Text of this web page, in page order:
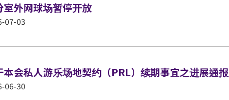
室外网球场暂停开放
07-03
本会私人游乐场地契约（PRL）续期事宜之进展通报
06-30